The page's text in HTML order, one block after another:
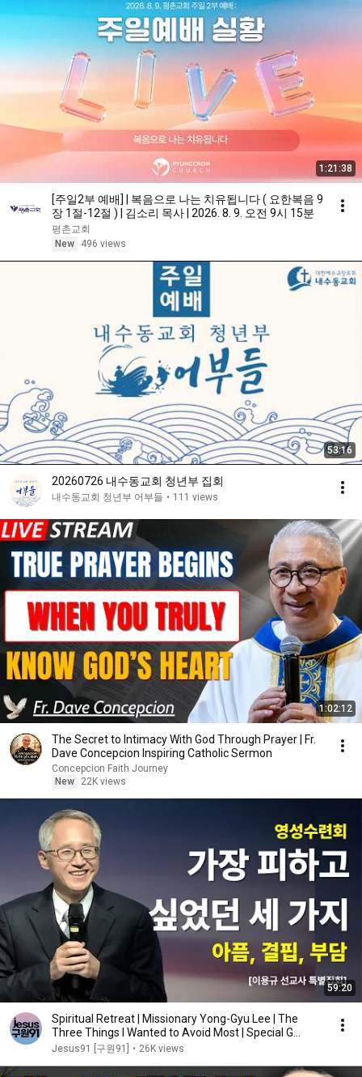
1:21:38
[주일2부 예배] | 복음으로 나는 치유됩니다 ( 요한복음 9
장 1절-12절 ) | 김소리 목사 | 2026. 8. 9. 오전 9시 15분
평촌교회
New
496 views
53:16
20260726 내수동교회 청년부 집회
내수동교회 청년부 어부들 • 111 views
1:02:12
The Secret to Intimacy With God Through Prayer | Fr.
Dave Concepcion Inspiring Catholic Sermon
Concepcion Faith Journey
New
22K views
59:20
Spiritual Retreat | Missionary Yong-Gyu Lee | The
Three Things I Wanted to Avoid Most | Special G...
Jesus91 [구원91] • 26K views